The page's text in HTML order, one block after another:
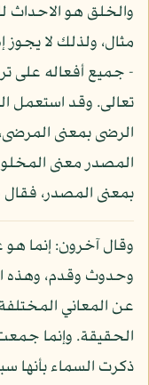
والخلق هو الاحداث
مثال، ولذلك لا يجوز
- جميع أفعاله على
تعالى. وقد استعمل
الرضى بمعنى
المصدر معنى
بمعنى المصدر، فقال
وقال آخرون: إنما
وحدوث وقدم، وهذه
عن المعاني
الحقيقة. وإنما
ذكرت السماء بأنها